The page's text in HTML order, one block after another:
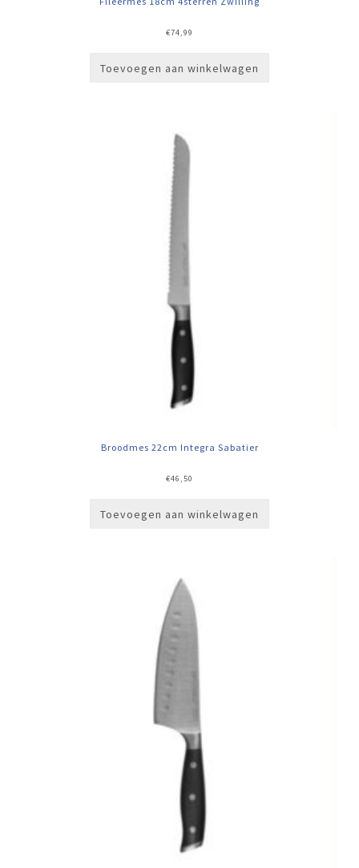
€74,99
Toevoegen aan winkelwagen
Broodmes 22cm Integra Sabatier
€46,50
Toevoegen aan winkelwagen